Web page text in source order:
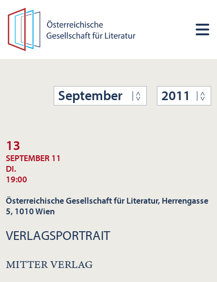
September 2011
13
SEPTEMBER 11
DI.
19:00
Österreichische Gesellschaft für Literatur, Herrengasse
5, 1010 Wien
VERLAGSPORTRAIT
MITTER VERLAG